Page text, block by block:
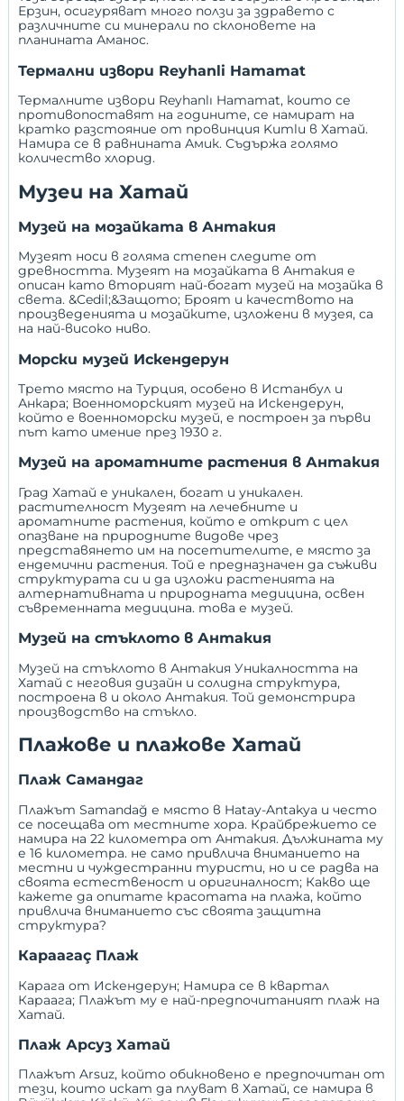
Ерзин, осигуряват много ползи за здравето с
различните си минерали по склоновете на
планината Аманос.
Термални извори Reyhanli Hamamat
Термалните извори Reyhanlı Hamamat, които се
противопоставят на годините, се намират на
кратко разстояние от провинция Kumlu в Хатай.
Намира се в равнината Амик. Съдържа голямо
количество хлорид.
Музеи на Хатай
Музей на мозайката в Антакия
Музеят носи в голяма степен следите от
древността. Музеят на мозайката в Антакия е
описан като вторият най-богат музей на мозайка в
света. &Cedil;&Защото; Броят и качеството на
произведенията и мозайките, изложени в музея, са
на най-високо ниво.
Морски музей Искендерун
Трето място на Турция, особено в Истанбул и
Анкара; Военноморският музей на Искендерун,
който е военноморски музей, е построен за първи
път като имение през 1930 г.
Музей на ароматните растения в Антакия
Град Хатай е уникален, богат и уникален.
растителност Музеят на лечебните и
ароматните растения, който е открит с цел
опазване на природните видове чрез
представянето им на посетителите, е място за
ендемични растения. Той е предназначен да съживи
структурата си и да изложи растенията на
алтернативната и природната медицина, освен
съвременната медицина. това е музей.
Музей на стъклото в Антакия
Музей на стъклото в Антакия Уникалността на
Хатай с неговия дизайн и солидна структура,
построена в и около Антакия. Той демонстрира
производство на стъкло.
Плажове и плажове Хатай
Плаж Самандаг
Плажът Samandağ е място в Hatay-Antakya и често
се посещава от местните хора. Крайбрежието се
намира на 22 километра от Антакия. Дължината му
е 16 километра. не само привлича вниманието на
местни и чуждестранни туристи, но и се радва на
своята естественост и оригиналност; Какво ще
кажете да опитате красотата на плажа, който
привлича вниманието със своята защитна
структура?
Караагаç Плаж
Карага от Искендерун; Намира се в квартал
Караага; Плажът му е най-предпочитаният плаж на
Хатай.
Плаж Арсуз Хатай
ПлажътArsuz, който обикновено е предпочитан от
тези, които искат да плуват в Хатай, се намира в